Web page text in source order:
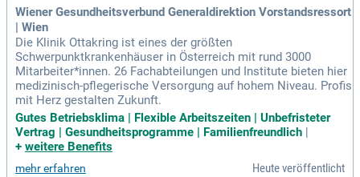
Wiener Gesundheitsverbund Generaldirektion Vorstandsressort
| Wien
Die Klinik Ottakring ist eines der größten
Schwerpunktkrankenhäuser in Österreich mit rund 3000
Mitarbeiter*innen. 26 Fachabteilungen und Institute bieten hier
medizinisch-pflegerische Versorgung auf hohem Niveau. Profis
mit Herz gestalten Zukunft.
Gutes Betriebsklima | Flexible Arbeitszeiten | Unbefristeter
Vertrag | Gesundheitsprogramme | Familienfreundlich |
+ weitere Benefits
mehr erfahren Heute veröffentlicht